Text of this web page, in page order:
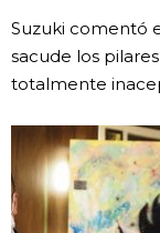
Suzuki comentó
sacude los
totalmente